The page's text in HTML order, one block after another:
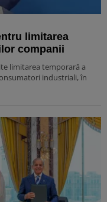
limitarea
companii
limitarea temporară a
industriali, în